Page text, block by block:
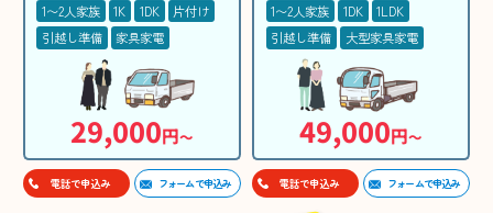
1〜2人家族 1K 1DK
片付け
引越し準備
家具家電
29,000円〜
電話で申込み フォームで申込み
1〜2人家族 1DK
1LDK
引越し準備
大型家具家電
49,000円〜
電話で申込み フォームで申込み